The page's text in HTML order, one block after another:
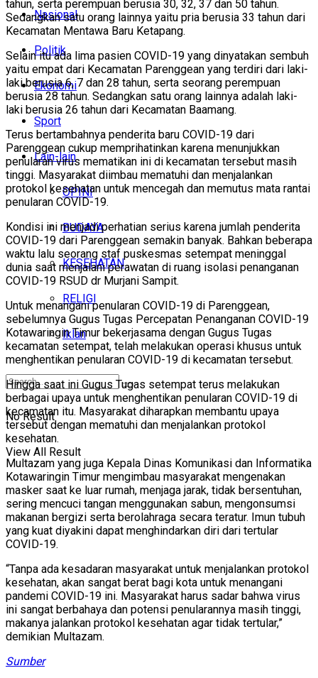
Nasional
Politik
Ekonomi
Sport
Lain-lain
OPINI
BUDAYA
KESEHATAN
RELIGI
Iklan
No Result
View All Result
tahun, serta perempuan berusia 30, 32, 37 dan 50 tahun.
Sedangkan satu orang lainnya yaitu pria berusia 33 tahun dari
Kecamatan Mentawa Baru Ketapang.
Selain itu ada lima pasien COVID-19 yang dinyatakan sembuh
yaitu empat dari Kecamatan Parenggean yang terdiri dari laki-
laki berusia 6, 7 dan 28 tahun, serta seorang perempuan
berusia 28 tahun. Sedangkan satu orang lainnya adalah laki-
laki berusia 26 tahun dari Kecamatan Baamang.
Terus bertambahnya penderita baru COVID-19 dari
Parenggean cukup memprihatinkan karena menunjukkan
penularan virus mematikan ini di kecamatan tersebut masih
tinggi. Masyarakat diimbau mematuhi dan menjalankan
protokol kesehatan untuk mencegah dan memutus mata rantai
penularan COVID-19.
Kondisi ini menjadi perhatian serius karena jumlah penderita
COVID-19 dari Parenggean semakin banyak. Bahkan beberapa
waktu lalu seorang staf puskesmas setempat meninggal
dunia saat menjalani perawatan di ruang isolasi penanganan
COVID-19 RSUD dr Murjani Sampit.
Untuk menangani penularan COVID-19 di Parenggean,
sebelumnya Gugus Tugas Percepatan Penanganan COVID-19
Kotawaringin Timur bekerjasama dengan Gugus Tugas
kecamatan setempat, telah melakukan operasi khusus untuk
menghentikan penularan COVID-19 di kecamatan tersebut.
Hingga saat ini Gugus Tugas setempat terus melakukan
berbagai upaya untuk menghentikan penularan COVID-19 di
kecamatan itu. Masyarakat diharapkan membantu upaya
tersebut dengan mematuhi dan menjalankan protokol
kesehatan.
Multazam yang juga Kepala Dinas Komunikasi dan Informatika
Kotawaringin Timur mengimbau masyarakat mengenakan
masker saat ke luar rumah, menjaga jarak, tidak bersentuhan,
sering mencuci tangan menggunakan sabun, mengonsumsi
makanan bergizi serta berolahraga secara teratur. Imun tubuh
yang kuat diyakini dapat menghindarkan diri dari tertular
COVID-19.
“Tanpa ada kesadaran masyarakat untuk menjalankan protokol
kesehatan, akan sangat berat bagi kota untuk menangani
pandemi COVID-19 ini. Masyarakat harus sadar bahwa virus
ini sangat berbahaya dan potensi penularannya masih tinggi,
makanya jalankan protokol kesehatan agar tidak tertular,”
demikian Multazam.
Sumber